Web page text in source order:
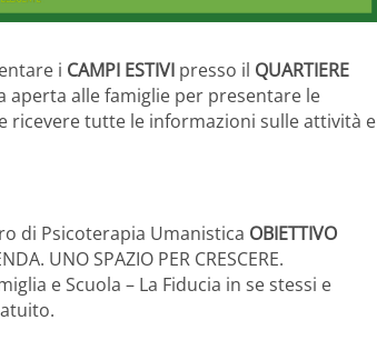
i CAMPI ESTIVI presso il QUARTIERE
aperta alle famiglie per presentare le
ricevere tutte le informazioni sulle attività e
di Psicoterapia Umanistica OBIETTIVO
UNO SPAZIO PER CRESCERE.
e Scuola – La Fiducia in se stessi e